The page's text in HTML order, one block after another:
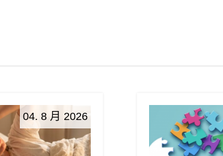
04. 8 月 2026